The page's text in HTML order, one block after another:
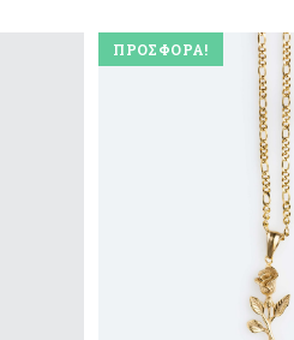
ΠΡΟΣΦΟΡΆ!